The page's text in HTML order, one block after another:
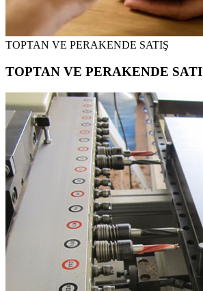
TOPTAN VE PERAKENDE SATIŞ
TOPTAN VE PERAKENDE